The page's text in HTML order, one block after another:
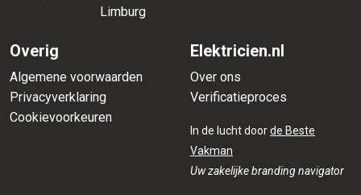
Limburg
Overig
Algemene voorwaarden
Privacyverklaring
Cookievoorkeuren
Elektricien.nl
Over ons
Verificatieproces
In de lucht doorde Beste
Vakman
Uw zakelijke branding navigator